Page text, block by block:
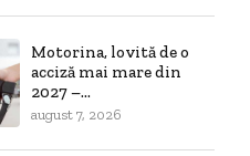
Motorina, lovită de o
acciză mai mare din
2027 –...
august 7, 2026